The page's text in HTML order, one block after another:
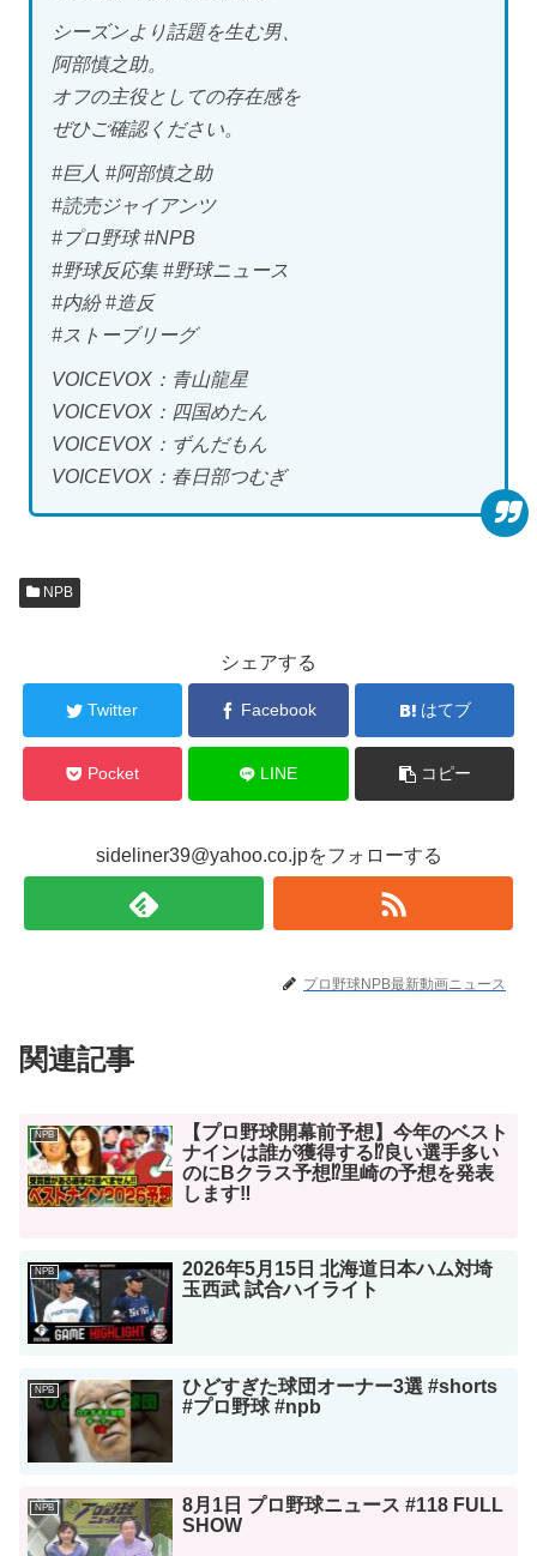
シーズンより話題を生む男、
阿部慎之助。
オフの主役としての存在感を
ぜひご確認ください。
#巨人 #阿部慎之助
#読売ジャイアンツ
#プロ野球 #NPB
#野球反応集 #野球ニュース
#内紛 #造反
#ストーブリーグ
VOICEVOX：青山龍星
VOICEVOX：四国めたん
VOICEVOX：ずんだもん
VOICEVOX：春日部つむぎ
NPB
シェアする
Twitter Facebook はてブ
Pocket LINE コピー
sideliner39@yahoo.co.jpをフォローする
プロ野球NPB最新動画ニュース
関連記事
NPB
【プロ野球開幕前予想】今年のベスト
ナインは誰が獲得する⁉︎良い選手多い
のにBクラス予想⁉︎里崎の予想を発表
します‼︎
NPB
2026年5月15日 北海道日本ハム対埼
玉西武 試合ハイライト
NPB
ひどすぎた球団オーナー3選 #shorts
#プロ野球 #npb
NPB
8月1日 プロ野球ニュース #118 FULL
SHOW